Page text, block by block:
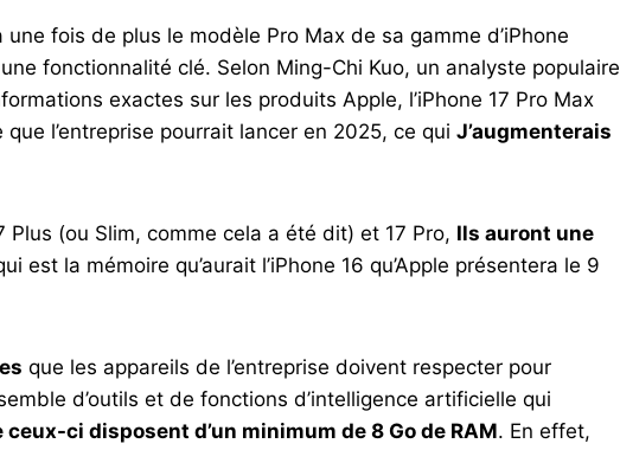
une fois de plus le modèle Pro Max de sa gamme d’iPhone
fonctionnalité clé. Selon Ming-Chi Kuo, un analyste populaire
exactes sur les produits Apple, l’iPhone 17 Pro Max
l’entreprise pourrait lancer en 2025, ce qui J’augmenterais
Plus (ou Slim, comme cela a été dit) et 17 Pro, Ils auront une
est la mémoire qu’aurait l’iPhone 16 qu’Apple présentera le 9
que les appareils de l’entreprise doivent respecter pour
d’outils et de fonctions d’intelligence artificielle qui
ceux-ci disposent d’un minimum de 8 Go de RAM. En effet,